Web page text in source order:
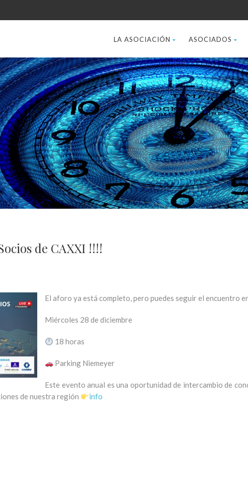
LA ASOCIACIÓN ASOCIADOS
de CAXXI !!!!
El aforo ya está completo, pero puedes seguir el encuentro
Miércoles 28 de diciembre
18 horas
Parking Niemeyer
Este evento anual es una oportunidad de intercambio de
de nuestra región
info